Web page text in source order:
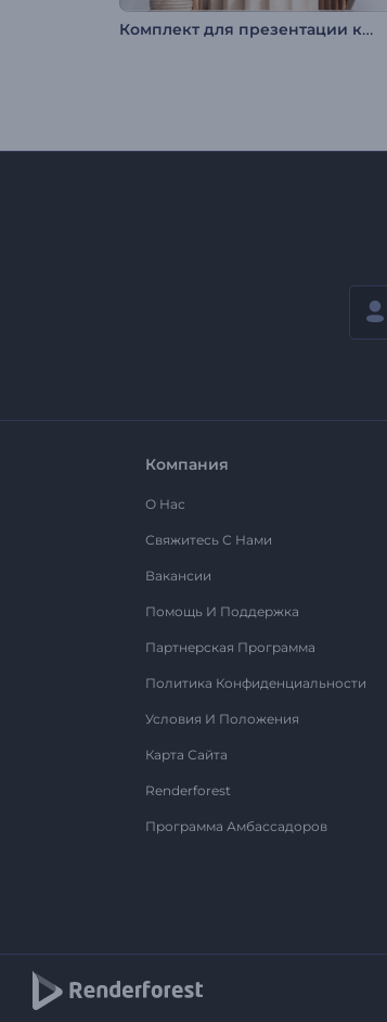
Комплект для презентации книги
Компания
О Нас
Свяжитесь С Нами
Вакансии
Помощь И Поддержка
Партнерская Программа
Политика Конфиденциальности
Условия И Положения
Карта Сайта
Renderforest
Программа Амбассадоров